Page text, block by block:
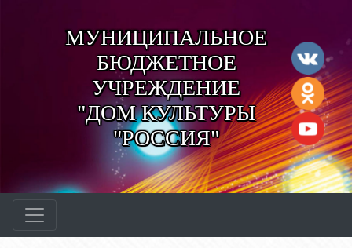
МУНИЦИПАЛЬНОЕ
БЮДЖЕТНОЕ
УЧРЕЖДЕНИЕ
"ДОМ КУЛЬТУРЫ
"РОССИЯ"